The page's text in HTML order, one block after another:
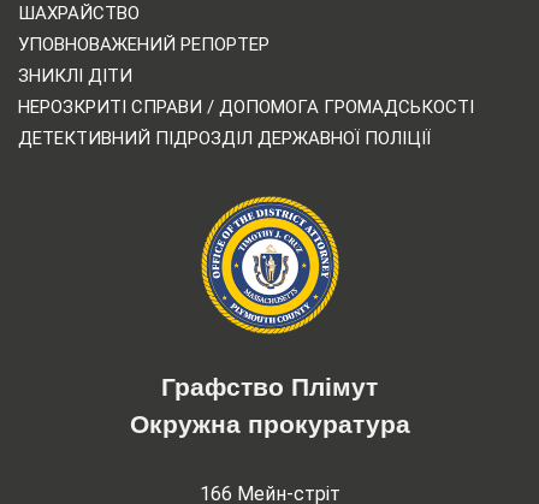
ШАХРАЙСТВО
УПОВНОВАЖЕНИЙ РЕПОРТЕР
ЗНИКЛІ ДІТИ
НЕРОЗКРИТІ СПРАВИ / ДОПОМОГА ГРОМАДСЬКОСТІ
ДЕТЕКТИВНИЙ ПІДРОЗДІЛ ДЕРЖАВНОЇ ПОЛІЦІЇ
Графство Плімут
Окружна прокуратура
166 Мейн-стріт